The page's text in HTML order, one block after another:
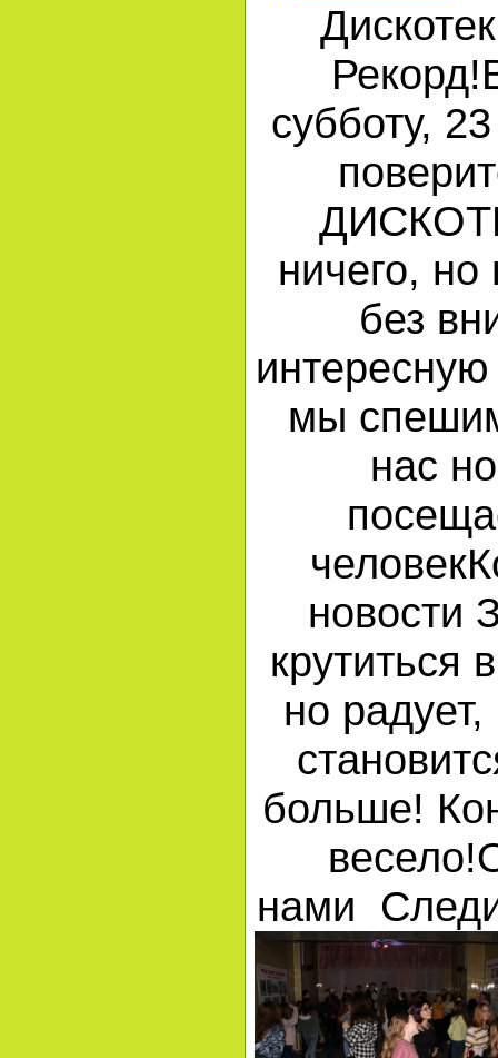
субботу,
ничего, но
без
интересную
мы
нас
новости
крутиться
но
больше!
нами